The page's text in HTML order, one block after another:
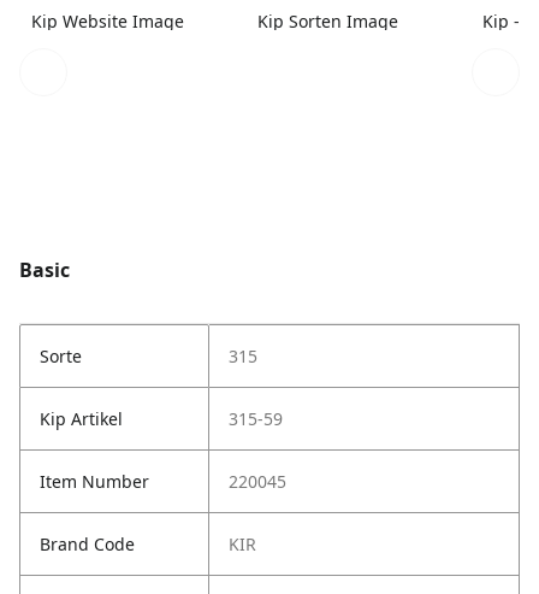
Kip Website Image Kip Sorten Image
Basic
Sorte 315
Kip Artikel 315-59
Item Number 220045
Brand Code KIR